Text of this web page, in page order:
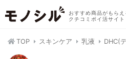
おすすめ商品がもらえ
クチコミポイ活サイト
TOP スキンケア 乳液 DHC(